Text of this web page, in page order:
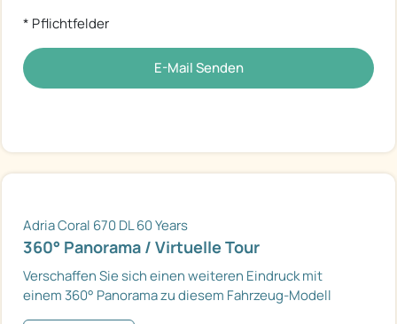
* Pflichtfelder
E-Mail Senden
Adria Coral 670 DL 60 Years
360° Panorama / Virtuelle Tour
Verschaffen Sie sich einen weiteren Eindruck mit
einem 360° Panorama zu diesem Fahrzeug-Modell